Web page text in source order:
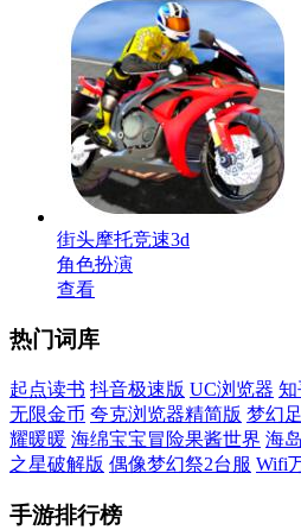
街头摩托竞速3d
角色扮演
查看
热门词库
起点读书 抖音极速版 UC浏览器 知
无限金币 夸克浏览器精简版 梦幻
耀暖暖 海绵宝宝冒险果酱世界 海
之星破解版 偶像梦幻祭2台服 Wifi
手游排行榜